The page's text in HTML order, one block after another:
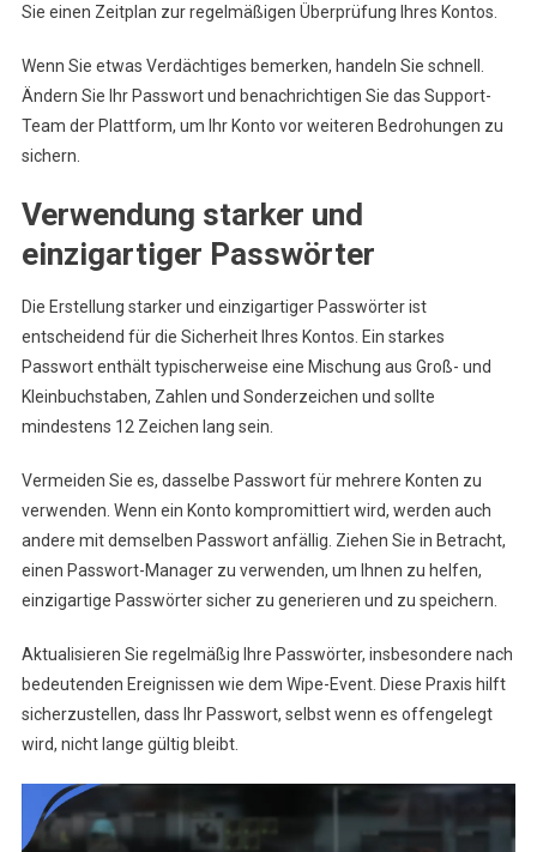
Sie einen Zeitplan zur regelmäßigen Überprüfung Ihres Kontos.
Wenn Sie etwas Verdächtiges bemerken, handeln Sie schnell.
Ändern Sie Ihr Passwort und benachrichtigen Sie das Support-
Team der Plattform, um Ihr Konto vor weiteren Bedrohungen zu
sichern.
Verwendung starker und
einzigartiger Passwörter
Die Erstellung starker und einzigartiger Passwörter ist
entscheidend für die Sicherheit Ihres Kontos. Ein starkes
Passwort enthält typischerweise eine Mischung aus Groß- und
Kleinbuchstaben, Zahlen und Sonderzeichen und sollte
mindestens 12 Zeichen lang sein.
Vermeiden Sie es, dasselbe Passwort für mehrere Konten zu
verwenden. Wenn ein Konto kompromittiert wird, werden auch
andere mit demselben Passwort anfällig. Ziehen Sie in Betracht,
einen Passwort-Manager zu verwenden, um Ihnen zu helfen,
einzigartige Passwörter sicher zu generieren und zu speichern.
Aktualisieren Sie regelmäßig Ihre Passwörter, insbesondere nach
bedeutenden Ereignissen wie dem Wipe-Event. Diese Praxis hilft
sicherzustellen, dass Ihr Passwort, selbst wenn es offengelegt
wird, nicht lange gültig bleibt.